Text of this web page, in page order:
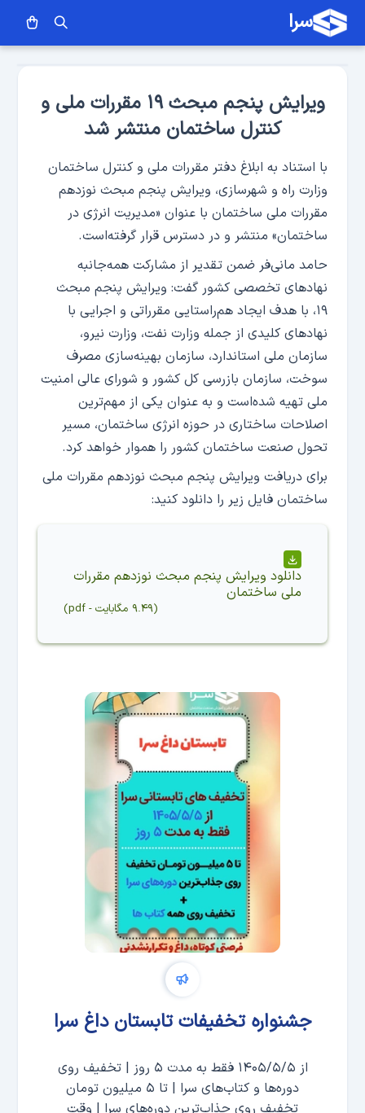
سرا
ویرایش پنجم مبحث ۱۹ مقررات ملی و
کنترل ساختمان منتشر شد
با استناد به ابلاغ دفتر مقررات ملی و کنترل ساختمان
وزارت راه و شهرسازی، ویرایش پنجم مبحث نوزدهم
مقررات ملی ساختمان با عنوان «مدیریت انرژی در
ساختمان» منتشر و در دسترس قرار گرفته‌است.
حامد مانی‌فر ضمن تقدیر از مشارکت همه‌جانبه
نهادهای تخصصی کشور گفت: ویرایش پنجم مبحث
۱۹، با هدف ایجاد هم‌راستایی مقرراتی و اجرایی با
نهادهای کلیدی از جمله وزارت نفت، وزارت نیرو،
سازمان ملی استاندارد، سازمان بهینه‎‌سازی مصرف
سوخت، سازمان بازرسی کل کشور و شورای عالی امنیت
ملی تهیه شده‌است و به عنوان یکی از مهم‌ترین
اصلاحات ساختاری در حوزه انرژی ساختمان، مسیر
تحول صنعت ساختمان کشور را هموار خواهد کرد.
برای دریافت ویرایش پنجم مبحث نوزدهم مقررات ملی
ساختمان فایل زیر را دانلود کنید:
دانلود ویرایش پنجم مبحث نوزدهم مقررات
ملی ساختمان
(۹.۴۹ مگابایت -
pdf
)
جشنواره تخفیفات تابستان داغ سرا
از ۱۴۰۵/۵/۵ فقط به مدت ۵ روز | تخفیف روی
دوره‌ها و کتاب‌های سرا | تا ۵ میلیون تومان
تخفیف روی جذاب‌ترین دوره‌های سرا | وقت